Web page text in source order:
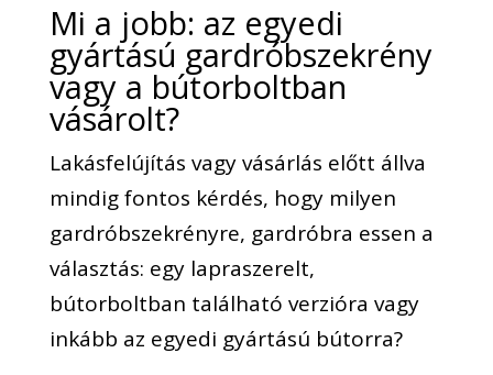
Mi a jobb: az egyedi
gyártású gardróbszekrény
vagy a bútorboltban
vásárolt?
Lakásfelújítás vagy vásárlás előtt állva
mindig fontos kérdés, hogy milyen
gardróbszekrényre, gardróbra essen a
választás: egy lapraszerelt,
bútorboltban található verzióra vagy
inkább az egyedi gyártású bútorra?